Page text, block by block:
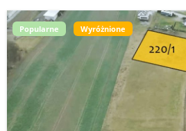
Popularne Wyróżnione